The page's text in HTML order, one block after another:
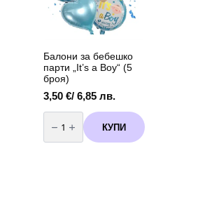
Балони за бебешко
парти „It’s a Boy“ (5
броя)
3,50 €/ 6,85 лв.
количество
за
Балони
за
КУПИ